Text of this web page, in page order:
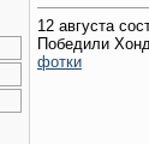
12 августа
Победили
фотки